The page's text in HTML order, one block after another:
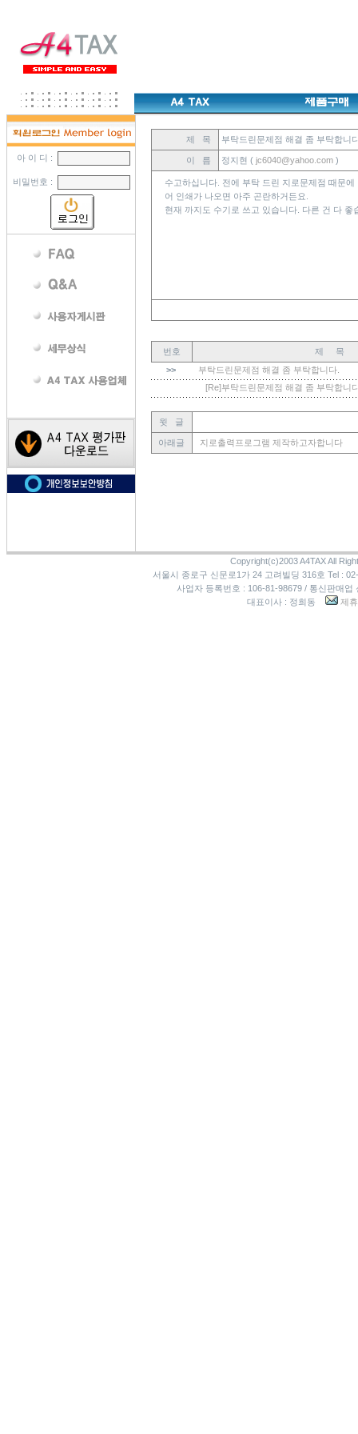
아 이 디 :
비밀번호 :
제 목 부탁드린문제점 해결 좀 부탁합니
이 름 정지현 (jc6040@yahoo.com )
수고하십니다. 전에 부탁 드린 지로문제점 때문
어 인쇄가 나오면 아주 곤란하거든요.
현재 까지도 수기로 쓰고 있습니다. 다른 건 다
번호
제 목
>>
부탁드린문제점 해결 좀 부탁합니다.
[Re]부탁드린문제점 해결 좀 부탁합니
윗 글
아래글 지로출력프로그램 제작하고자합니다
Copyright(c)2003 A4TAX All
서울시 종로구 신문로1가 24 고려빌딩 316호 Tel :
사업자 등록번호 : 106-81-98679 / 통신판매업
대표이사 : 정희동
제